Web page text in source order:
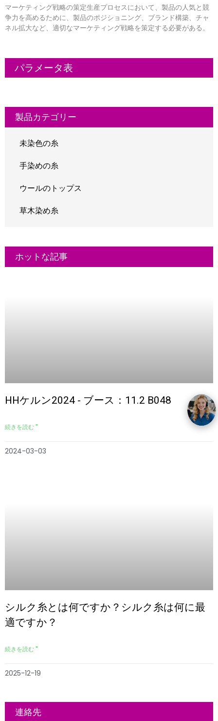
マーケティング戦略の策定生産プロセスにおいて、製品の人気と競
争力を高めるために、製品のポジショニング、ブランド構築、チャ
ネル拡大など、適切なマーケティング戦略を策定する必要がある。
パラメータ表
製品カテゴリー
未染色の糸
手染めの糸
ウールのトップス
草木染め糸
ホットな記事
HHケルン2024 - ブース：11.2 B048
続きを読む "
2024-03-03
シルク糸とは何ですか？シルク糸は何に最
適ですか？
続きを読む "
2025-12-19
連絡先